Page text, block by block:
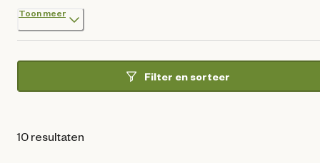
Toon meer
Filter en sorteer
10 resultaten